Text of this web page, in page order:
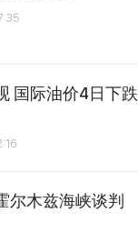
国际油价4日下跌
尔木兹海峡谈判